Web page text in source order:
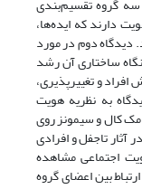
گروه تقسیم‌بندی
دارند که ایده‌ها،
دیدگاه دوم در مورد
ساختاری آن رشد
و تغییرپذیری،
به نظریه هویت
کال و سیمونز روی
تاجفل و افرادی
اجتماعی مشاهده
بین اعضای گروه